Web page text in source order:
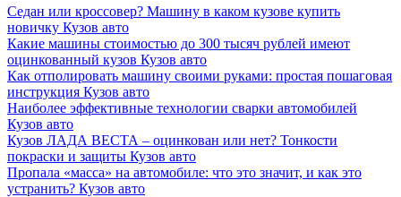
Седан или кроссовер? Машину в каком кузове купить
новичку Кузов авто
Какие машины стоимостью до 300 тысяч рублей имеют
оцинкованный кузов Кузов авто
Как отполировать машину своими руками: простая пошаговая
инструкция Кузов авто
Наиболее эффективные технологии сварки автомобилей
Кузов авто
Кузов ЛАДА ВЕСТА – оцинкован или нет? Тонкости
покраски и защиты Кузов авто
Пропала «масса» на автомобиле: что это значит, и как это
устранить? Кузов авто